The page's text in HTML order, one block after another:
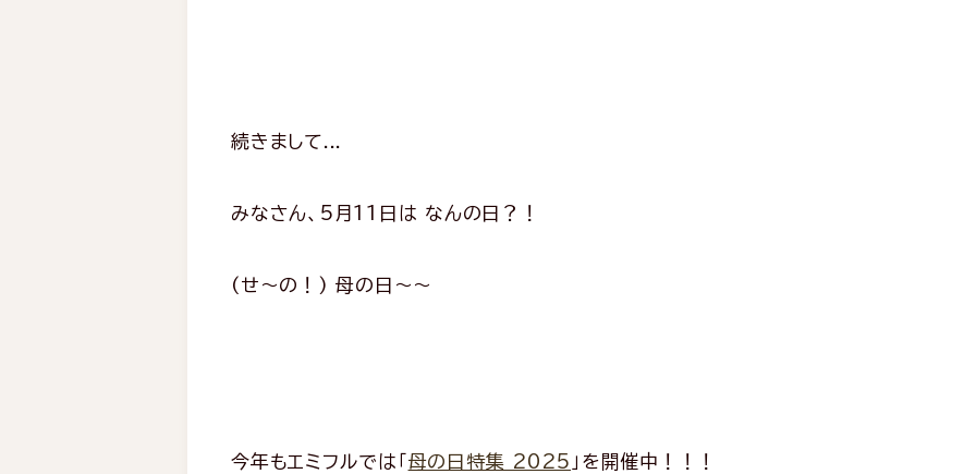
続きまして...
みなさん、5月11日は なんの日？！
(せ〜の！) 母の日〜〜
今年もエミフルでは「 母の日特集 2025 」を開催中！！！